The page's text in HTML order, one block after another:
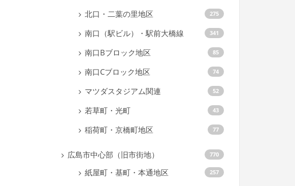
北口・二葉の里地区 275
南口（駅ビル）・駅前大橋線 341
南口Bブロック地区 85
南口Cブロック地区 74
マツダスタジアム関連 52
若草町・光町 43
稲荷町・京橋町地区 77
広島市中心部（旧市街地） 770
紙屋町・基町・本通地区 257